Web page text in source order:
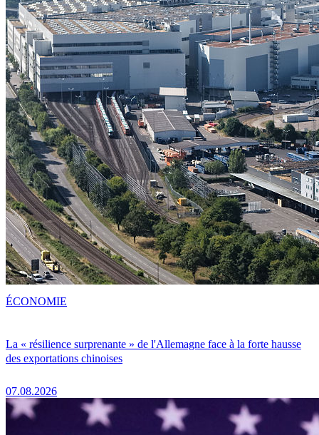
La « résilience surprenante » de l'Allemagne face à la forte hausse
des exportations chinoises
07.08.2026
ÉCONOMIE